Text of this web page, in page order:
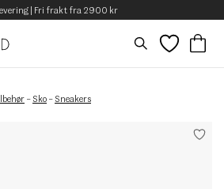
| Fri frakt fra 2900 kr
– Sko – Sneakers